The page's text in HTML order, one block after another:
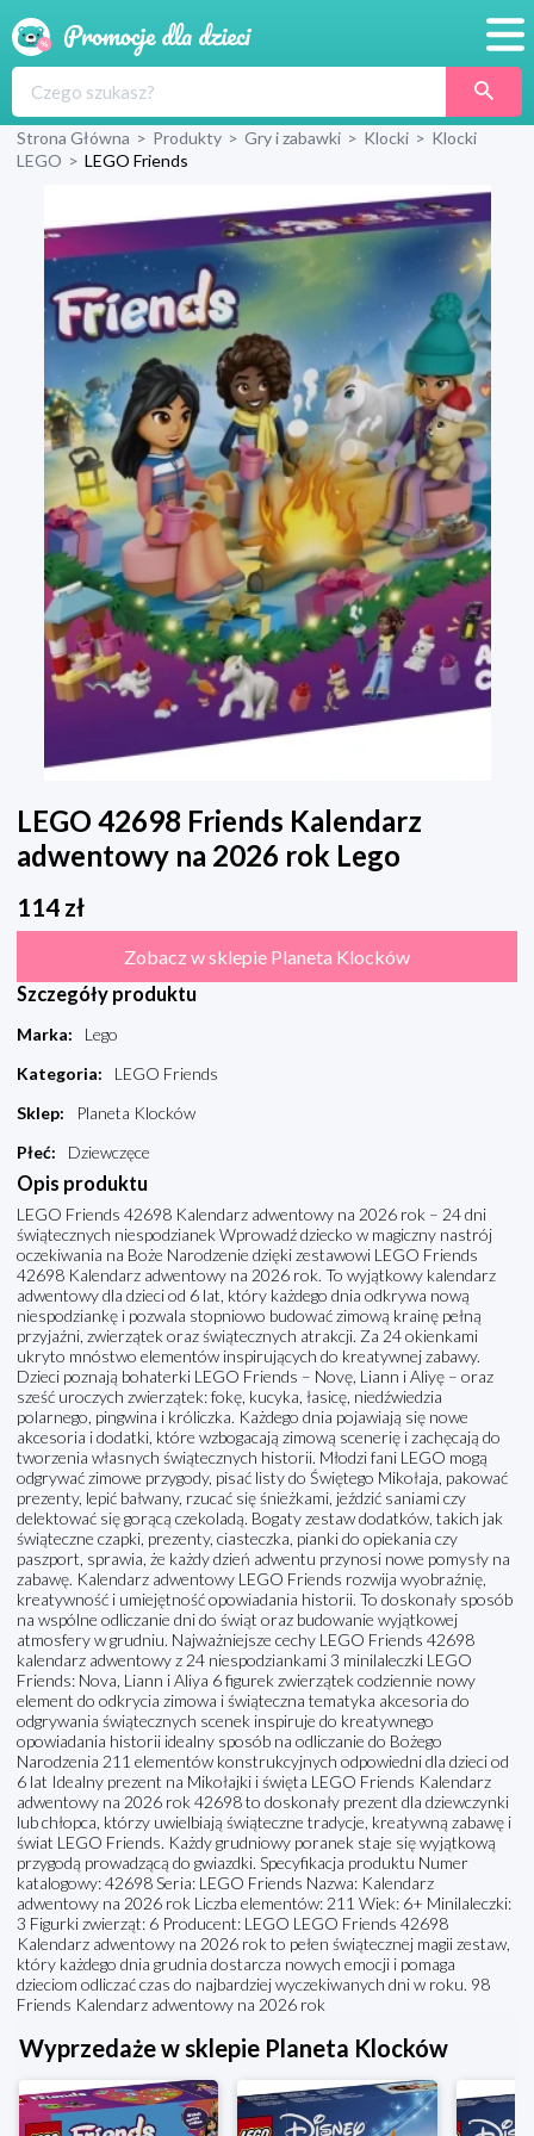
Produkty
Sklepy
Blog
Wyprawka
Strona Główna > Produkty > Gry i zabawki > Klocki > Klocki
LEGO > LEGO Friends
LEGO 42698 Friends Kalendarz
adwentowy na 2026 rok Lego
114 zł
Zobacz w sklepie Planeta Klocków
Szczegóły produktu
Marka:
Lego
Kategoria:
LEGO Friends
Sklep:
Planeta Klocków
Płeć: Dziewczęce
Opis produktu
LEGO Friends 42698 Kalendarz adwentowy na 2026 rok – 24 dni
świątecznych niespodzianek Wprowadź dziecko w magiczny nastrój
oczekiwania na Boże Narodzenie dzięki zestawowi LEGO Friends
42698 Kalendarz adwentowy na 2026 rok. To wyjątkowy kalendarz
adwentowy dla dzieci od 6 lat, który każdego dnia odkrywa nową
niespodziankę i pozwala stopniowo budować zimową krainę pełną
przyjaźni, zwierzątek oraz świątecznych atrakcji. Za 24 okienkami
ukryto mnóstwo elementów inspirujących do kreatywnej zabawy.
Dzieci poznają bohaterki LEGO Friends – Novę, Liann i Aliyę – oraz
sześć uroczych zwierzątek: fokę, kucyka, łasicę, niedźwiedzia
polarnego, pingwina i króliczka. Każdego dnia pojawiają się nowe
akcesoria i dodatki, które wzbogacają zimową scenerię i zachęcają do
tworzenia własnych świątecznych historii. Młodzi fani LEGO mogą
odgrywać zimowe przygody, pisać listy do Świętego Mikołaja, pakować
prezenty, lepić bałwany, rzucać się śnieżkami, jeździć saniami czy
delektować się gorącą czekoladą. Bogaty zestaw dodatków, takich jak
świąteczne czapki, prezenty, ciasteczka, pianki do opiekania czy
paszport, sprawia, że każdy dzień adwentu przynosi nowe pomysły na
zabawę. Kalendarz adwentowy LEGO Friends rozwija wyobraźnię,
kreatywność i umiejętność opowiadania historii. To doskonały sposób
na wspólne odliczanie dni do świąt oraz budowanie wyjątkowej
atmosfery w grudniu. Najważniejsze cechy LEGO Friends 42698
kalendarz adwentowy z 24 niespodziankami 3 minilaleczki LEGO
Friends: Nova, Liann i Aliya 6 figurek zwierzątek codziennie nowy
element do odkrycia zimowa i świąteczna tematyka akcesoria do
odgrywania świątecznych scenek inspiruje do kreatywnego
opowiadania historii idealny sposób na odliczanie do Bożego
Narodzenia 211 elementów konstrukcyjnych odpowiedni dla dzieci od
6 lat Idealny prezent na Mikołajki i święta LEGO Friends Kalendarz
adwentowy na 2026 rok 42698 to doskonały prezent dla dziewczynki
lub chłopca, którzy uwielbiają świąteczne tradycje, kreatywną zabawę i
świat LEGO Friends. Każdy grudniowy poranek staje się wyjątkową
przygodą prowadzącą do gwiazdki. Specyfikacja produktu Numer
katalogowy: 42698 Seria: LEGO Friends Nazwa: Kalendarz
adwentowy na 2026 rok Liczba elementów: 211 Wiek: 6+ Minilaleczki:
3 Figurki zwierząt: 6 Producent: LEGO LEGO Friends 42698
Kalendarz adwentowy na 2026 rok to pełen świątecznej magii zestaw,
który każdego dnia grudnia dostarcza nowych emocji i pomaga
dzieciom odliczać czas do najbardziej wyczekiwanych dni w roku. 98
Friends Kalendarz adwentowy na 2026 rok
Wyprzedaże w sklepie Planeta Klocków